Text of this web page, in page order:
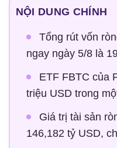
NỘI DUNG CHÍNH
Tổng rút vốn
ngay ngày 5/8 là
ETF FBTC của
triệu USD trong
Giá trị tài sản
146,182 tỷ USD,